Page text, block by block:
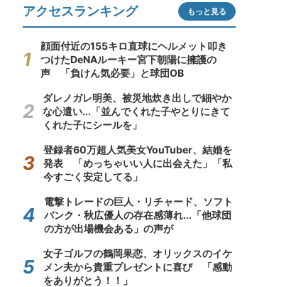
アクセスランキング もっと見る
顔面付近の155キロ直球にヘルメット叩き
つけたDeNAルーキー宮下朝陽に擁護の
声 「負けん気必要」と球団OB
ダレノガレ明美、被災地炊き出しで細やか
な心遣い...「並んでくれた子やとりにきて
くれた子にシールを」
登録者60万超人気美女YouTuber、結婚を
発表 「めっちゃいい人に出会えた」「私
今すごく安定してる」
電撃トレードの巨人・リチャード、ソフト
バンク・秋広優人の存在感薄れ...「他球団
の方が出場機会ある」の声が
女子ゴルフの鶴岡果恋、オリックスのイケ
メン夫から貴重プレゼントに喜び 「感動
をありがとう！！」